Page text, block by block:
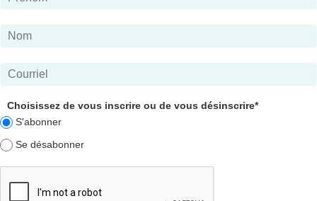
Choisissez de vous inscrire ou de vous désinscrire*
S'abonner
Se désabonner